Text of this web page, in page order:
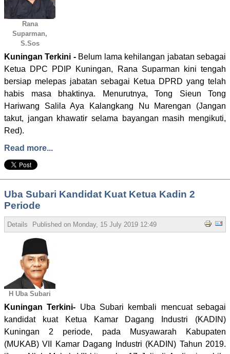
Rana
Suparman,
S.Sos
Kuningan Terkini -Belum lama kehilangan jabatan sebagai
Ketua DPC PDIP Kuningan, Rana Suparman kini tengah
bersiap melepas jabatan sebagai Ketua DPRD yang telah
habis masa bhaktinya. Menurutnya, Tong Sieun Tong
Hariwang Salila Aya Kalangkang Nu Marengan (Jangan
takut, jangan khawatir selama bayangan masih mengikuti,
Red).
Read more...
Uba Subari Kandidat Kuat Ketua Kadin 2
Periode
Details Published on Monday, 15 July 2019 12:49 Written by Admin
H Uba Subari
Kuningan Terkini- Uba Subari kembali mencuat sebagai
kandidat kuat Ketua Kamar Dagang Industri (KADIN)
Kuningan 2 periode, pada Musyawarah Kabupaten
(MUKAB) VII Kamar Dagang Industri (KADIN) Tahun 2019.